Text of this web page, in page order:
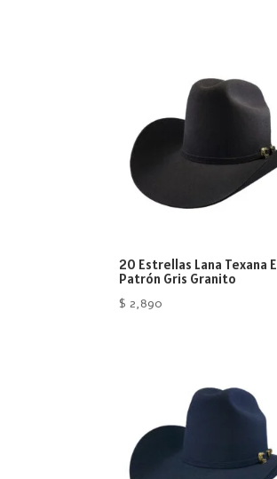
20 Estrellas Lana Texana El
Patrón Gris Granito
$ 2,890